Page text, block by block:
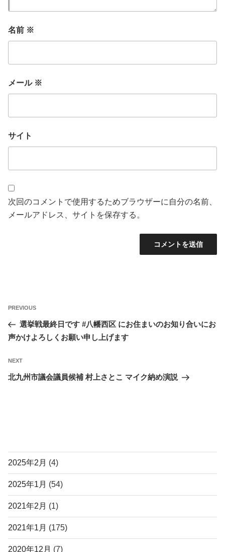
名前 ※
メール ※
サイト
次回のコメントで使用するためブラウザーに自分の名前、
メールアドレス、サイトを保存する。
ナ
ビ
ゲ
ー
Previous
Post
PREVIOUS
選挙戦最終日です #八幡西区 にお住まいのお知り合いにお
声かけよろしくお願い申し上げます
Next
Post
NEXT
北九州市議会議員候補 村上さとこ マイク納め演説
2025年2月 (4)
2025年1月 (54)
2021年2月 (1)
2021年1月 (175)
2020年12月 (7)